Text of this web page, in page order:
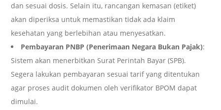
dan sesuai dosis. Selain itu, rancangan kemasan (etiket)
akan diperiksa untuk memastikan tidak ada klaim
kesehatan yang berlebihan atau menyesatkan.
Pembayaran PNBP (Penerimaan Negara Bukan Pajak):
Sistem akan menerbitkan Surat Perintah Bayar (SPB).
Segera lakukan pembayaran sesuai tarif yang ditentukan
agar proses audit dokumen oleh verifikator BPOM dapat
dimulai.